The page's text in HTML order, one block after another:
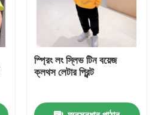
স্প্রিং লং স্লিভ টিন বয়েজ
ক্লথস লেটার প্রিন্ট